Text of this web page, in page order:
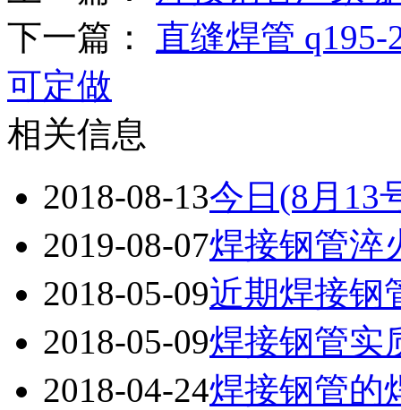
下一篇： 直缝焊管
可定做
相关信息
2018-08-13今日(8月13
2019-08-07焊接钢管淬
2018-05-09近期焊接钢
2018-05-09焊接钢管实
2018-04-24焊接钢管的